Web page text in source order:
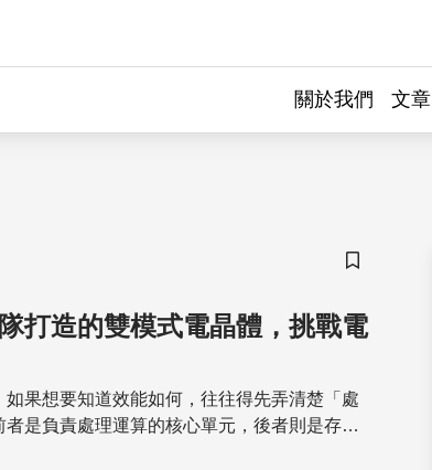
關於我們 文章
儲存書籤
打造的雙模式電晶體，挑戰電
果想要知道效能如何，往往得先弄清楚「處
是負責處理運算的核心單元，後者則是存放